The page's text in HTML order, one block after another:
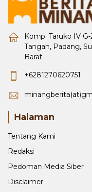
Komp. Taruko IV
Tangah, Padang,
Barat.
+6281270620751
Halaman
Tentang Kami
Redaksi
Pedoman Media Siber
Disclaimer